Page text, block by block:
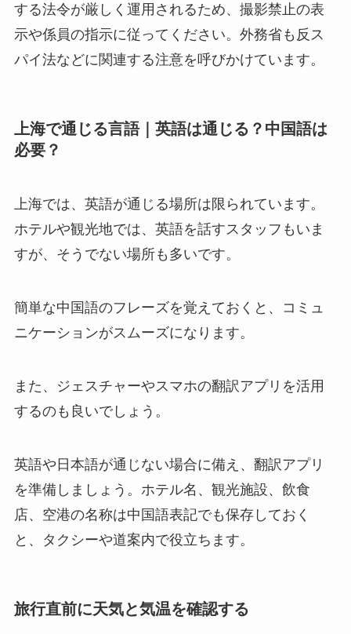
する法令が厳しく運用されるため、撮影禁止の表
示や係員の指示に従ってください。外務省も反ス
パイ法などに関連する注意を呼びかけています。
上海で通じる言語｜英語は通じる？中国語は
必要？
上海では、英語が通じる場所は限られています。
ホテルや観光地では、英語を話すスタッフもいま
すが、そうでない場所も多いです。
簡単な中国語のフレーズを覚えておくと、コミュ
ニケーションがスムーズになります。
また、ジェスチャーやスマホの翻訳アプリを活用
するのも良いでしょう。
英語や日本語が通じない場合に備え、翻訳アプリ
を準備しましょう。ホテル名、観光施設、飲食
店、空港の名称は中国語表記でも保存しておく
と、タクシーや道案内で役立ちます。
旅行直前に天気と気温を確認する